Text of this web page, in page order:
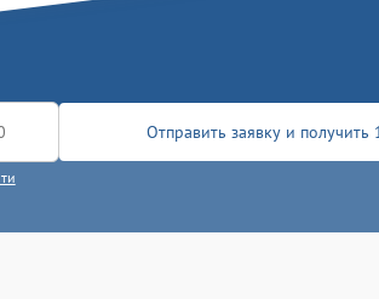
Отправить заявку и получить